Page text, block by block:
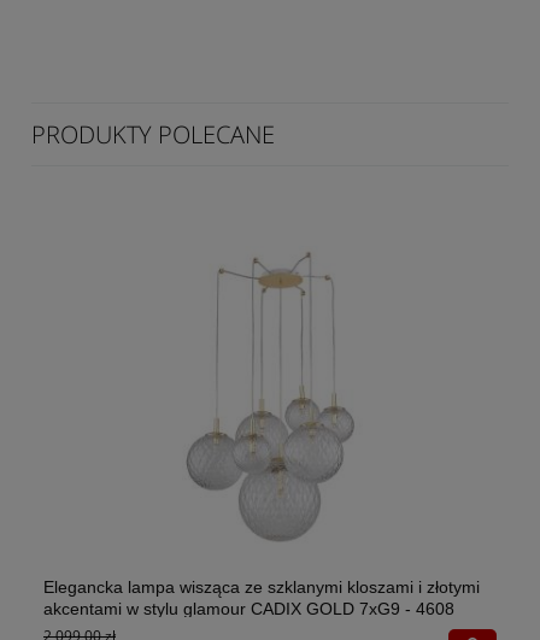
PRODUKTY POLECANE
Elegancka lampa wisząca ze szklanymi kloszami i złotymi
akcentami w stylu glamour CADIX GOLD 7xG9 - 4608
2 099,00 zł